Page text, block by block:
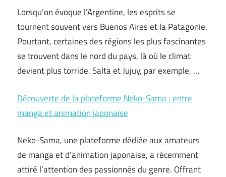
Lorsqu’on évoque l’Argentine, les esprits se
tournent souvent vers Buenos Aires et la Patagonie.
Pourtant, certaines des régions les plus fascinantes
se trouvent dans le nord du pays, là où le climat
devient plus torride. Salta et Jujuy, par exemple, …
Découverte de la plateforme Neko-Sama : entre
manga et animation japonaise
Neko-Sama, une plateforme dédiée aux amateurs
de manga et d’animation japonaise, a récemment
attiré l’attention des passionnés du genre. Offrant